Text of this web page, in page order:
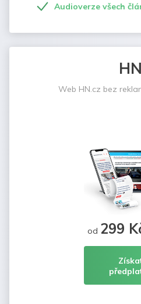
Audioverze všech
HN
Web HN.cz bez
od 299